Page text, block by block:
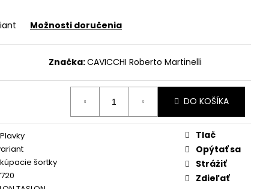
Možnosti doručenia
Značka:CAVICCHI Roberto Martinelli
DO KOŠÍKA
šortky
Tlač
Opýtať sa
Strážiť
Zdieľať